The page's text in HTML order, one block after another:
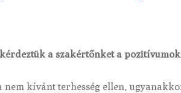
a szakértőnket a
nem kívánt terhesség ellen,